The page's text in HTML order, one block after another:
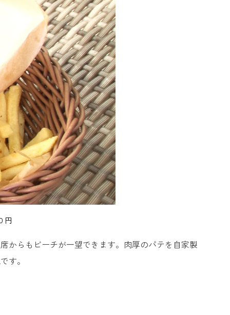
円
からもビーチが一望できます。肉厚のパテを自家製
す。